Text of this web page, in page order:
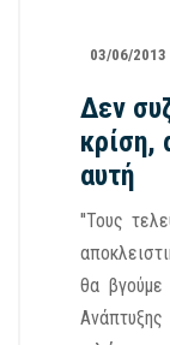
03/06/2013
Δεν
κρίση,
αυτή
''Τους
θα βγούμε